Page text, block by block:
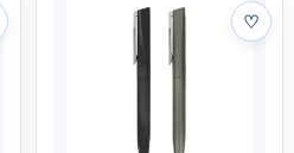
Las
opciones
Las